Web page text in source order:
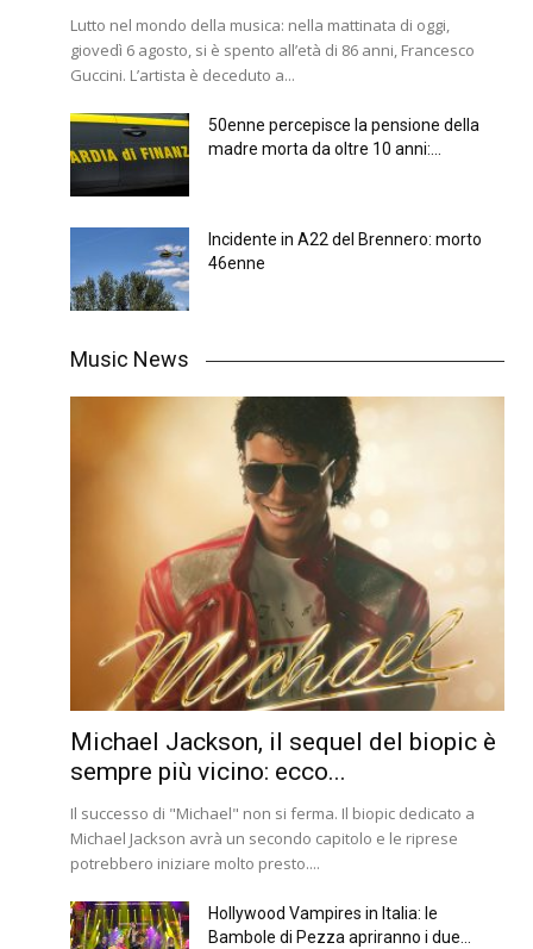
Lutto nel mondo della musica: nella mattinata di oggi,
giovedì 6 agosto, si è spento all’età di 86 anni, Francesco
Guccini. L’artista è deceduto a...
50enne percepisce la pensione della
madre morta da oltre 10 anni:...
Incidente in A22 del Brennero: morto
46enne
Music News
Michael Jackson, il sequel del biopic è
sempre più vicino: ecco...
Il successo di "Michael" non si ferma. Il biopic dedicato a
Michael Jackson avrà un secondo capitolo e le riprese
potrebbero iniziare molto presto....
Hollywood Vampires in Italia: le
Bambole di Pezza apriranno i due...